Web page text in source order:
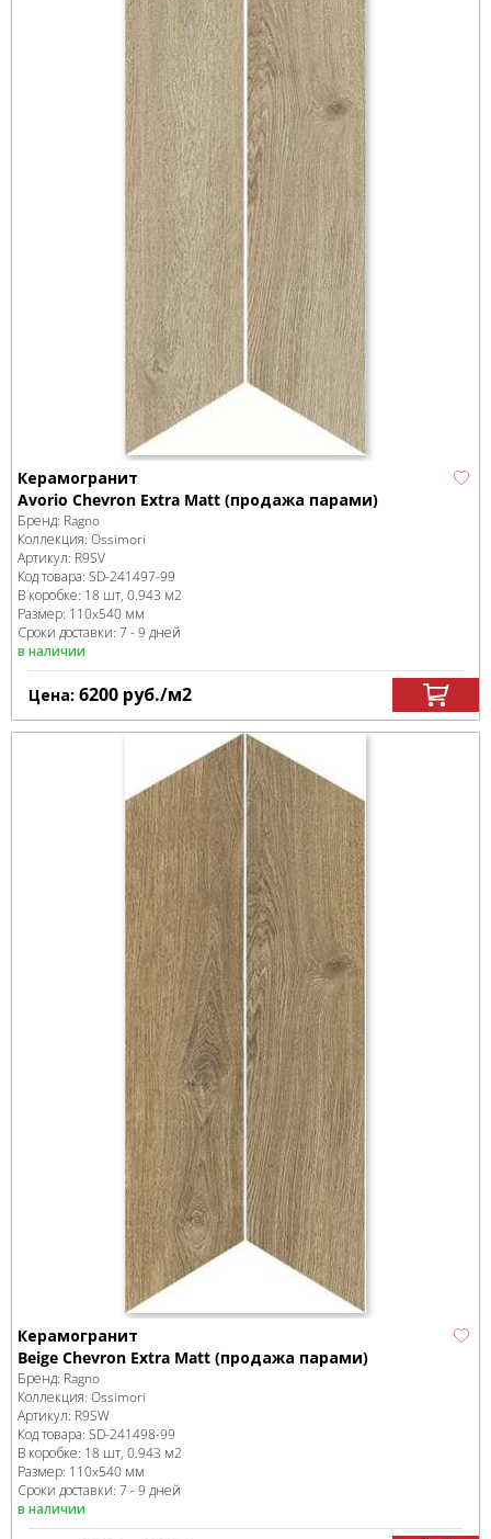
Керамогранит
Avorio Chevron Extra Matt (продажа парами)
Бренд: Ragno
Коллекция: Ossimori
Артикул: R9SV
Код товара: SD-241497-99
В коробке: 18 шт, 0.943 м2
Размер: 110x540 мм
Сроки доставки: 7 - 9 дней
в наличии
Цена: 6200 руб./м2
Керамогранит
Beige Chevron Extra Matt (продажа парами)
Бренд: Ragno
Коллекция: Ossimori
Артикул: R9SW
Код товара: SD-241498-99
В коробке: 18 шт, 0.943 м2
Размер: 110x540 мм
Сроки доставки: 7 - 9 дней
в наличии